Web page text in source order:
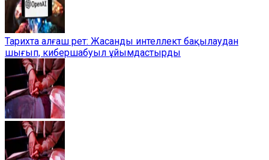
Тарихта алғаш рет: Жасанды интеллект бақылаудан
шығып, кибершабуыл ұйымдастырды